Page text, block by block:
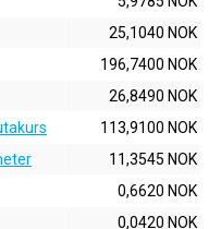
25,1040 NOK
196,7400 NOK
26,8490 NOK
113,9100 NOK
11,3545 NOK
0,6620 NOK
0,0420 NOK